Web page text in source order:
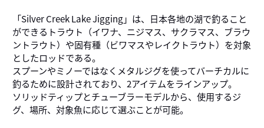
「Silver Creek Lake Jigging」は、日本各地の湖で釣ること
ができるトラウト（イワナ、ニジマス、サクラマス、ブラウ
ントラウト）や固有種（ビワマスやレイクトラウト）を対象
としたロッドである。
スプーンやミノーではなくメタルジグを使ってバーチカルに
釣るために設計されており、2アイテムをラインアップ。
ソリッドティップとチューブラーモデルから、使用するジ
グ、場所、対象魚に応じて選ぶことが可能。